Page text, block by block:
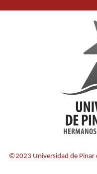
©2023 Universidad de Pinar